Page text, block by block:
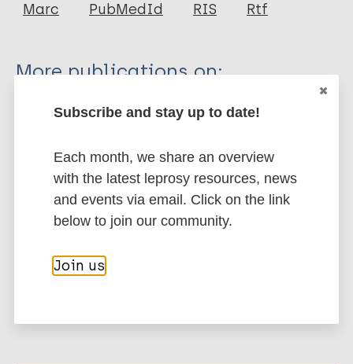
Marc
PubMedId RIS Rtf
More publications on:
Leprosy (Hansen disease)
Management of disease complication
Disability Prevention of disability (pod)
Quality of life Stigma (leprosy related)
Share this page:
Subscribe and stay up to date!
Each month, we share an overview
with the latest leprosy resources, news
and events via email. Click on the link
below to join our community.
Join us